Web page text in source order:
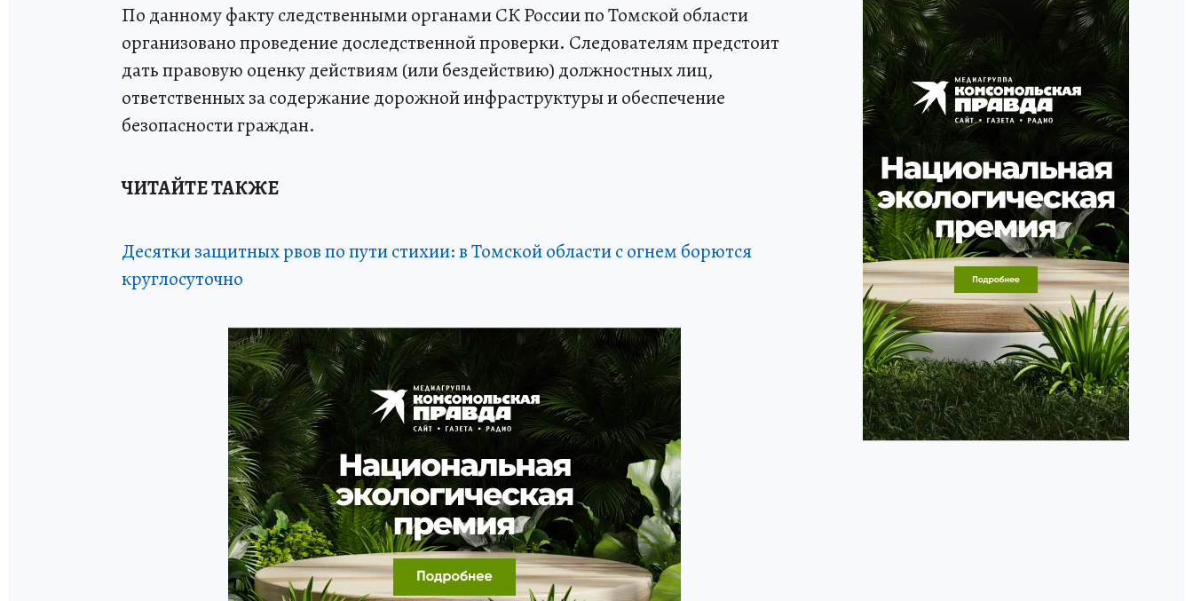
По данному факту следственными органами СК России по Томской области
организовано проведение доследственной проверки. Следователям предстоит
дать правовую оценку действиям (или бездействию) должностных лиц,
ответственных за содержание дорожной инфраструктуры и обеспечение
безопасности граждан.
ЧИТАЙТЕ ТАКЖЕ
Десятки защитных рвов по пути стихии: в Томской области с огнем борются
круглосуточно